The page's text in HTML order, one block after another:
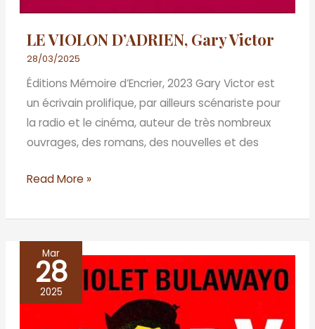
LE VIOLON D’ADRIEN, Gary Victor
28/03/2025
Éditions Mémoire d’Encrier, 2023 Gary Victor est
un écrivain prolifique, par ailleurs scénariste pour
la radio et le cinéma, auteur de très nombreux
ouvrages, des romans, des nouvelles et des
Read More »
Mar
28
2025
GLORY,
NoViolet